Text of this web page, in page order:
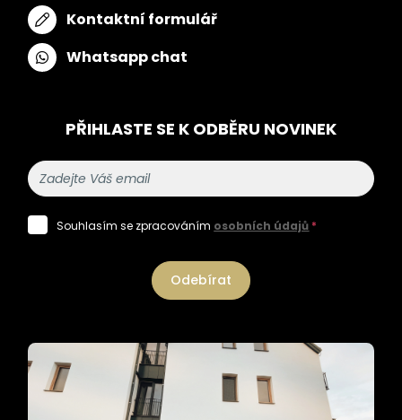
Kontaktní formulář
Whatsapp chat
PŘIHLASTE SE K ODBĚRU NOVINEK
Souhlasím se zpracováním osobních údajů *
Odebírat